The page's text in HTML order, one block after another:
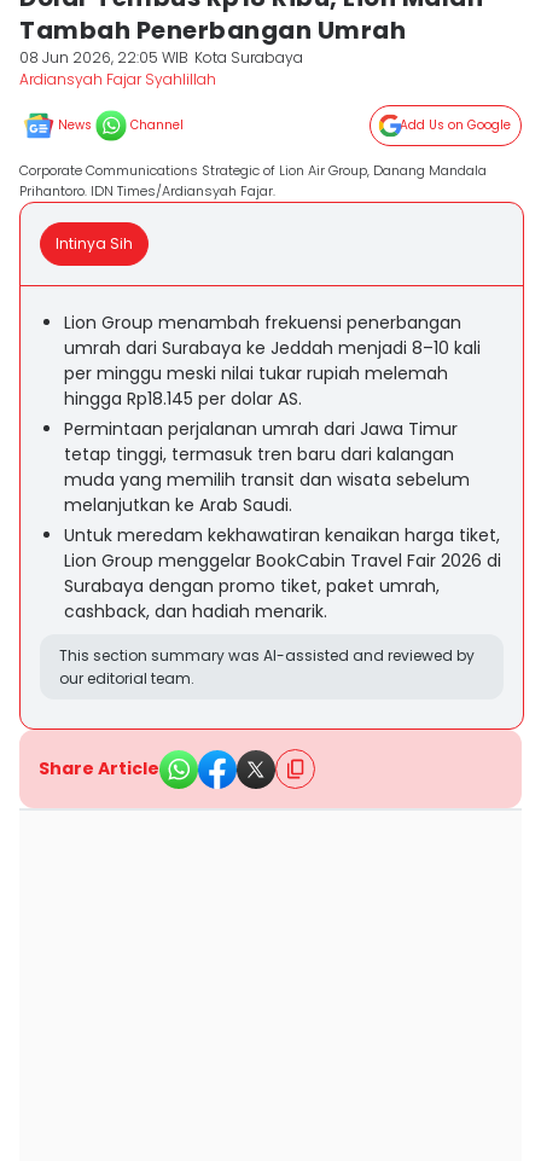
Tambah Penerbangan Umrah
08 Jun 2026, 22:05 WIB Kota Surabaya
Ardiansyah Fajar Syahlillah
News Channel Add Us on Google
Corporate Communications Strategic of Lion Air Group, Danang Mandala
Prihantoro. IDN Times/Ardiansyah Fajar.
Intinya Sih
Lion Group menambah frekuensi penerbangan
umrah dari Surabaya ke Jeddah menjadi 8–10 kali
per minggu meski nilai tukar rupiah melemah
hingga Rp18.145 per dolar AS.
Permintaan perjalanan umrah dari Jawa Timur
tetap tinggi, termasuk tren baru dari kalangan
muda yang memilih transit dan wisata sebelum
melanjutkan ke Arab Saudi.
Untuk meredam kekhawatiran kenaikan harga tiket,
Lion Group menggelar BookCabin Travel Fair 2026 di
Surabaya dengan promo tiket, paket umrah,
cashback, dan hadiah menarik.
This section summary was AI-assisted and reviewed by
our editorial team.
Share Article